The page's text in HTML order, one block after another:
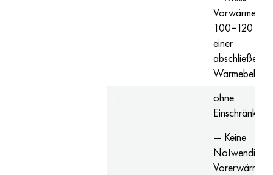
Vorwärmen t °
100−120 ° C
einer
:
ohne
Einschränkung
— Keine